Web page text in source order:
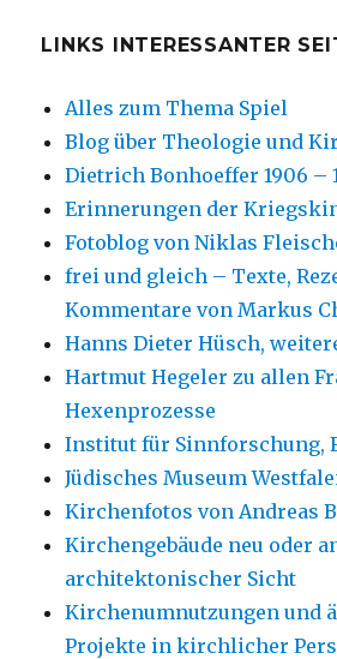
LINKS INTERESSANTER
Alles zum Thema Spiel
Blog über Theologie und
Dietrich Bonhoeffer 1906 –
Erinnerungen der
Fotoblog von Niklas
frei und gleich – Texte,
Kommentare von Markus
Hanns Dieter Hüsch,
Hartmut Hegeler zu allen
Hexenprozesse
Institut für Sinnforschung,
Jüdisches Museum
Kirchenfotos von Andreas
Kirchengebäude neu oder
architektonischer Sicht
Kirchenumnutzungen und
Projekte in kirchlicher